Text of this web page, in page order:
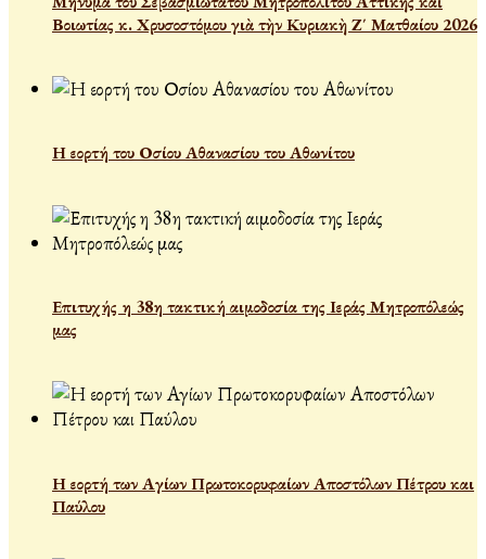
Βοιωτίας κ. Χρυσοστόμου γιὰ τὴν Κυριακὴ Ζ΄ Ματθαίου 2026
Η εορτή του Οσίου Αθανασίου του Αθωνίτου
Επιτυχής η 38η τακτική αιμοδοσία της Ιεράς Μητροπόλεώς
μας
Η εορτή των Αγίων Πρωτοκορυφαίων Αποστόλων Πέτρου και
Παύλου